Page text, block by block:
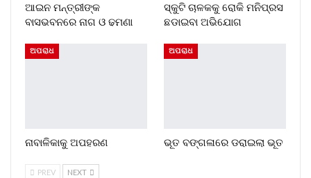
ଆଇନ ମନ୍ତ୍ରୀଙ୍କ
ବାସଭବନରେ ନାଗ ଓ ଢମଣା
ସ୍କୁଟି ଚାଳକକୁ ରୋକି ମନିପ୍ରସ
ଛଡାଇବା ଅଭିଯୋଗ
ଅପରାଧ
ନାବାଳିକାକୁ ଅପହରଣ
ଅପରାଧ
ଭୂତ ବଙ୍ଗଳାରେ ଡରାଇଲା ଭୂତ
PREV NEXT